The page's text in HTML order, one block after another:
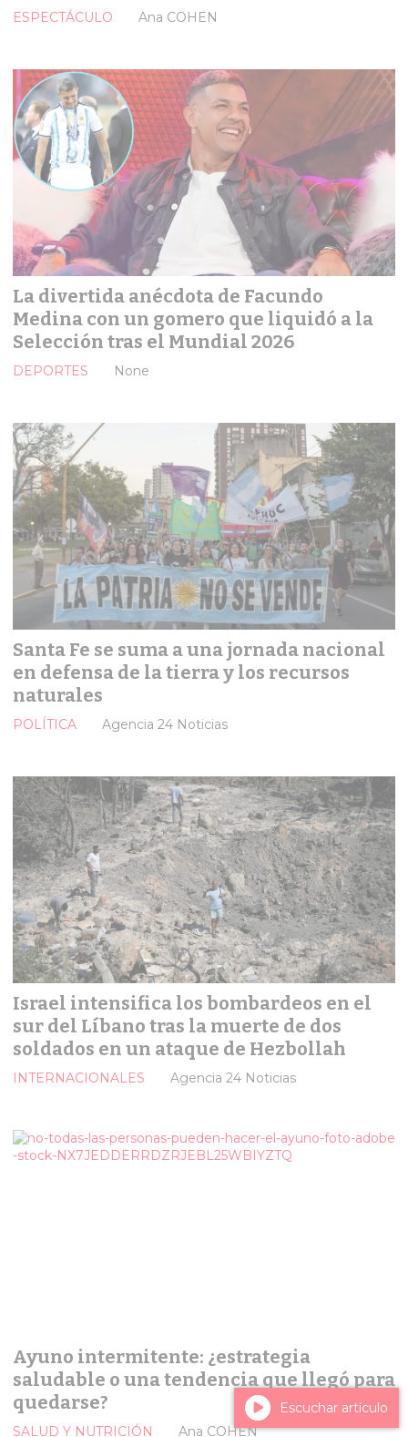
Ana COHEN
ESPECTÁCULO
La divertida anécdota de Facundo
Medina con un gomero que liquidó a la
Selección tras el Mundial 2026
None
DEPORTES
Santa Fe se suma a una jornada nacional
en defensa de la tierra y los recursos
naturales
Agencia 24 Noticias
POLÍTICA
Israel intensifica los bombardeos en el
sur del Líbano tras la muerte de dos
soldados en un ataque de Hezbollah
Agencia 24 Noticias
INTERNACIONALES
Ayuno intermitente: ¿estrategia
saludable o una tendencia que llegó para
quedarse?
Ana COHEN
SALUD Y NUTRICIÓN
Escuchar artículo